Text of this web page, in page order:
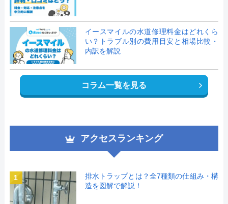
イースマイルの水道修理料金はどれくら
い？トラブル別の費用目安と相場比較・
内訳を解説
コラム一覧を見る
アクセスランキング
1
排水トラップとは？全7種類の仕組み・構
造を図解で解説！